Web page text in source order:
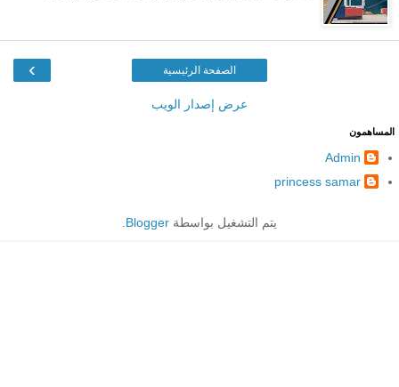
› الصفحة الرئيسية
عرض إصدار الويب
المساهمون
Admin
princess samar
يتم التشغيل بواسطة Blogger